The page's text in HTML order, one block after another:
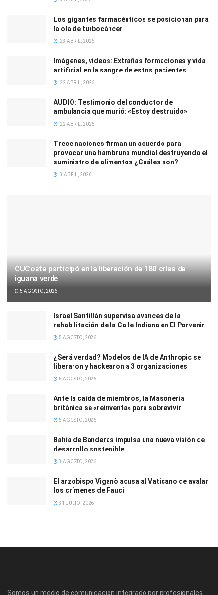
Los gigantes farmacéuticos se posicionan para
la ola de turbocáncer
23 ABRIL, 2026
Imágenes, videos: Extrañas formaciones y vida
artificial en la sangre de estos pacientes
22 ABRIL, 2026
AUDIO: Testimonio del conductor de
ambulancia que murió: «Estoy destruido»
22 ABRIL, 2026
Trece naciones firman un acuerdo para
provocar una hambruna mundial destruyendo el
suministro de alimentos ¿Cuáles son?
3 ABRIL, 2026
CUCosta participó en la liberación de 180 crías de
iguana verde
5 AGOSTO, 2026
Israel Santillán supervisa avances de la
rehabilitación de la Calle Indiana en El Porvenir
5 AGOSTO, 2026
¿Será verdad? Modelos de IA de Anthropic se
liberaron y hackearon a 3 organizaciones
5 AGOSTO, 2026
Ante la caída de miembros, la Masonería
británica se «reinventa» para sobrevivir
5 AGOSTO, 2026
Bahía de Banderas impulsa una nueva visión de
desarrollo sostenible
3 AGOSTO, 2026
El arzobispo Viganò acusa al Vaticano de avalar
los crímenes de Fauci
31 JULIO, 2026
Somos un medio de comunicación integrado por profesionales